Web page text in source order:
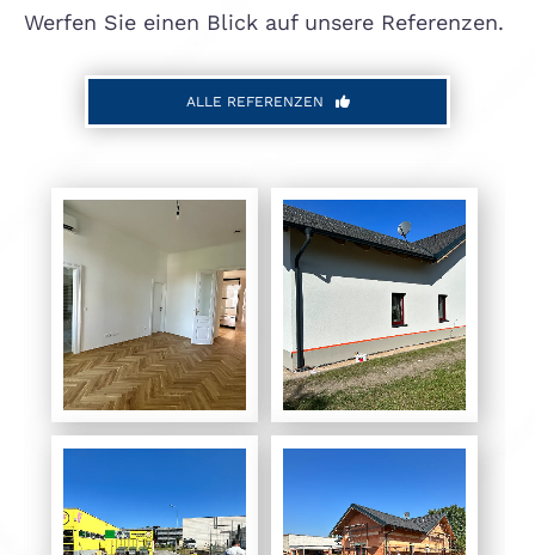
Werfen Sie einen Blick auf unsere Referenzen.
ALLE REFERENZEN